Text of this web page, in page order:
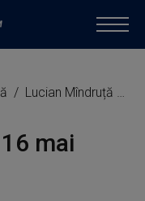
Lucian Mîndruță – 16 mai 2025
mai